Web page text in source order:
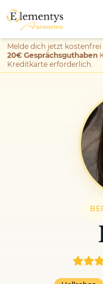
Melde dich jetzt
20€ Gesprächsguthaben
Kreditkarte erforderlich.